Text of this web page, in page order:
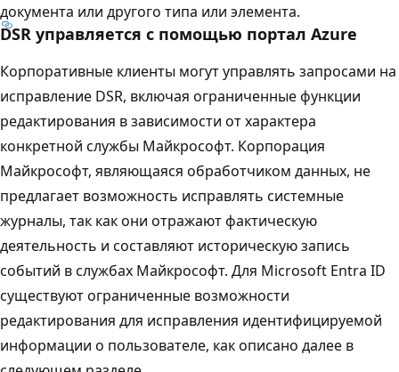
документа или другого типа или элемента.
DSR управляется с помощью портал Azure
Корпоративные клиенты могут управлять запросами на
исправление DSR, включая ограниченные функции
редактирования в зависимости от характера
конкретной службы Майкрософт. Корпорация
Майкрософт, являющаяся обработчиком данных, не
предлагает возможность исправлять системные
журналы, так как они отражают фактическую
деятельность и составляют историческую запись
событий в службах Майкрософт. Для Microsoft Entra ID
существуют ограниченные возможности
редактирования для исправления идентифицируемой
информации о пользователе, как описано далее в